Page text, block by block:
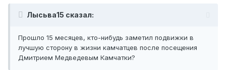
Лысьва15 сказал:
Прошло 15 месяцев, кто-нибудь заметил подвижки в
лучшую сторону в жизни камчатцев после посещения
Дмитрием Медведевым Камчатки?